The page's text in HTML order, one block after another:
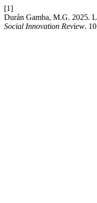
[1]
Durán Gamba, M.G. 2025.
Social Innovation Review.